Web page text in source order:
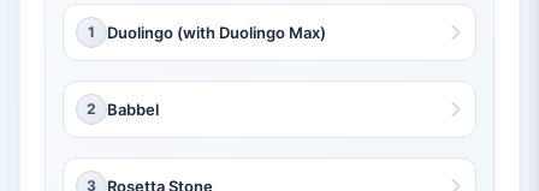
1 Duolingo (with Duolingo Max)
2 Babbel
3 Rosetta Stone